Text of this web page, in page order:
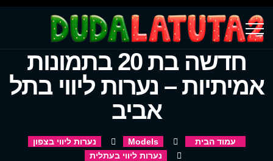
חדשה בת 20 בתמונות
אמיתיות – נערות ליווי בתל
אביב
עמוד הבית Models
נערות ליווי בצפון
נערות ליווי בעתלית